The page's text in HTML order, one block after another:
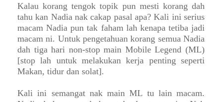
Kalau korang tengok topik pun mesti korang dah
tahu kan Nadia nak cakap pasal apa? Kali ini serius
macam Nadia pun tak faham lah kenapa tetiba jadi
macam ni. Untuk pengetahuan korang semua Nadia
dah tiga hari non-stop main Mobile Legend (ML)
[stop lah untuk melakukan kerja penting seperti
Makan, tidur dan solat].
Kali ini semangat nak main ML tu lain macam.